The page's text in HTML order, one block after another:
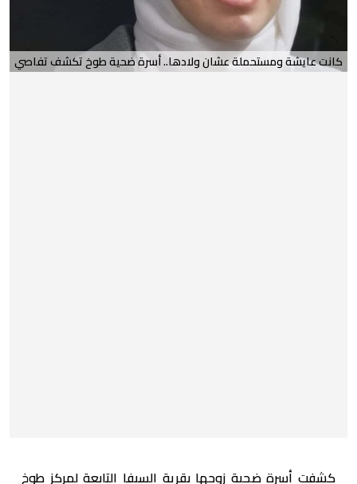
كانت عايشة ومستحملة عشان ولادها.. أسرة ضحية طوخ تكشف تفاصي
كشفت أسرة ضحية زوجها بقرية السيفا التابعة لمركز طوخ